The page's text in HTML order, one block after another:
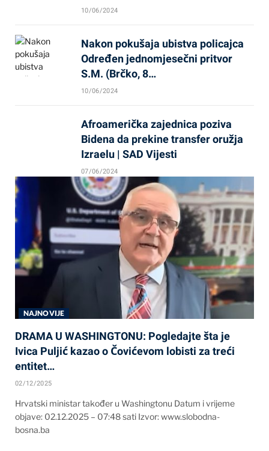
10/06/2024
Nakon pokušaja ubistva policajca
Određen jednomjesečni pritvor
S.M. (Brčko, 8…
10/06/2024
Afroamerička zajednica poziva
Bidena da prekine transfer oružja
Izraelu | SAD Vijesti
07/06/2024
NAJNOVIJE
DRAMA U WASHINGTONU: Pogledajte šta je
Ivica Puljić kazao o Čovićevom lobisti za treći
entitet…
02/12/2025
Hrvatski ministar također u Washingtonu Datum i vrijeme
objave: 02.12.2025 – 07:48 sati Izvor: www.slobodna-
bosna.ba